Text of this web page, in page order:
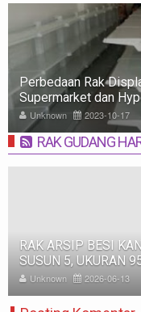
Perbedaan Rak
Supermarket dan
Unknown 2023-10-17
RAK GUDANG
RAK ARSIP BESI
SUSUN 5, UKURAN
Unknown 2026-06-13